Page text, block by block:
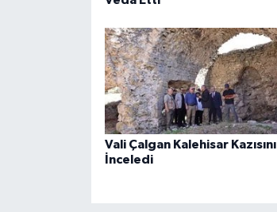
Vali Çalgan Kalehisar Kazısını
İnceledi